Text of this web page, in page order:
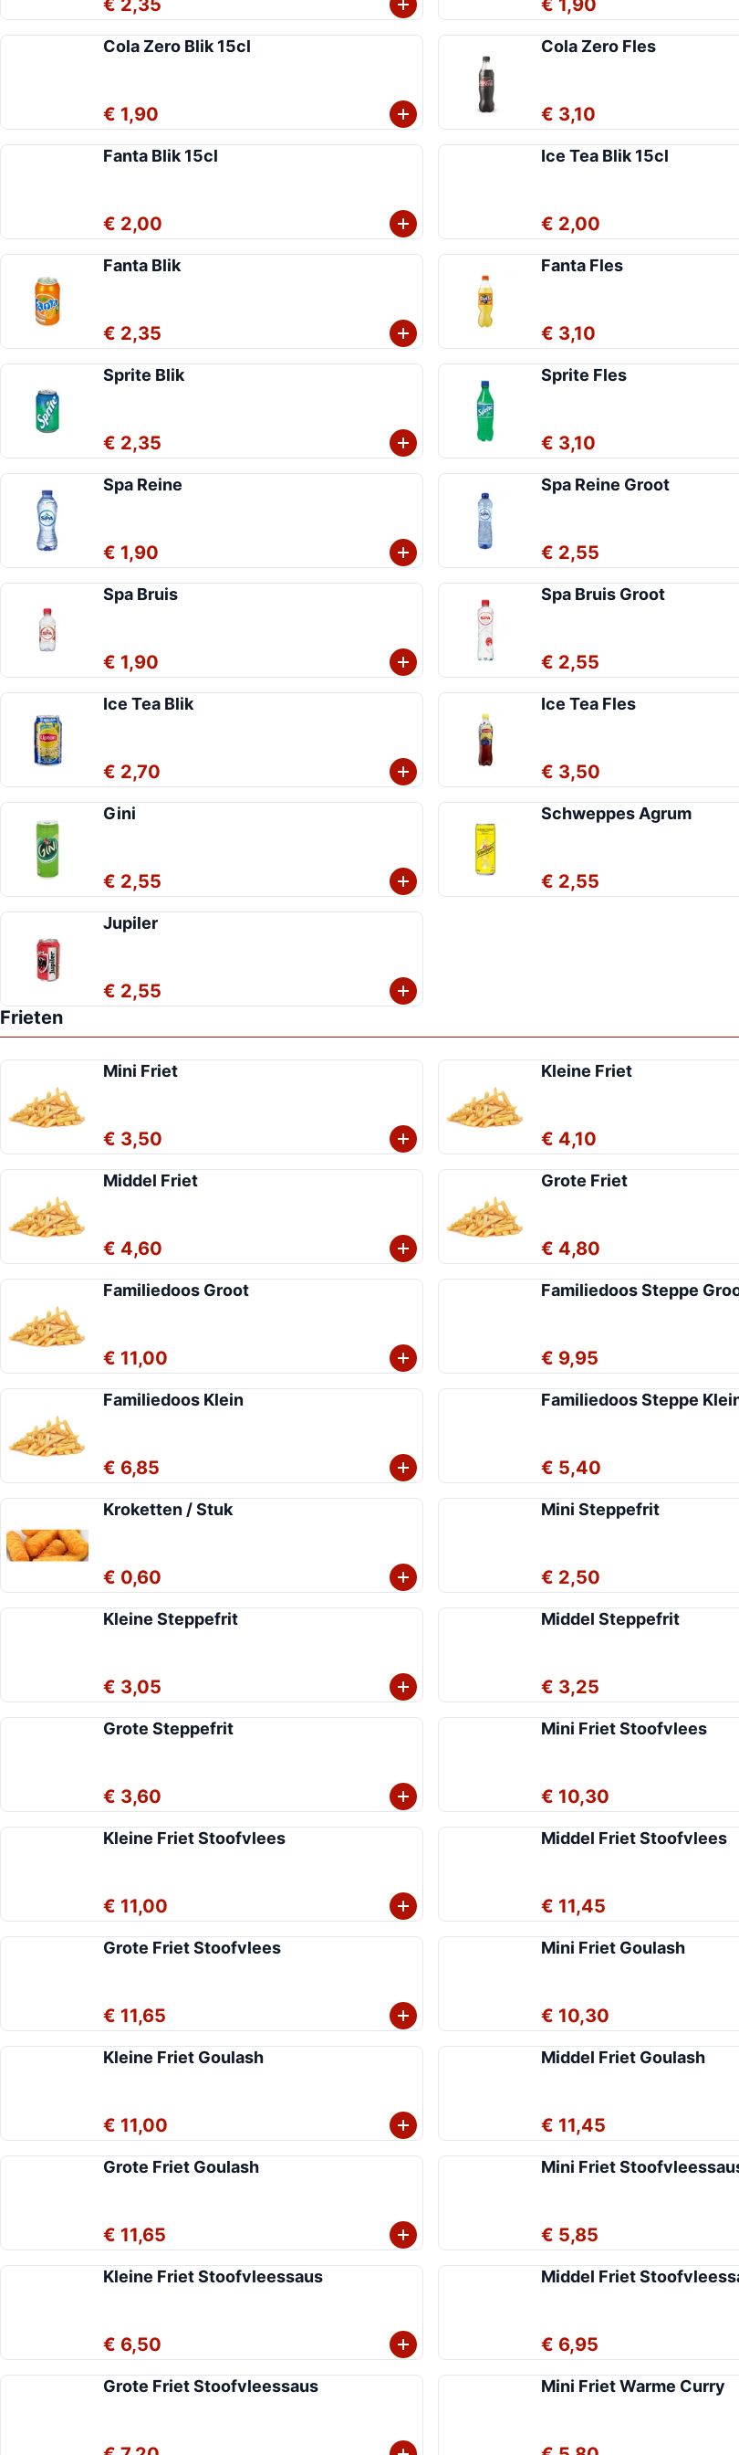
€ 2,35 € 1,90
Cola Zero Blik 15cl
€ 1,90
Cola Zero Fles
€ 3,10
Fanta Blik 15cl
€ 2,00
Ice Tea Blik 15cl
€ 2,00
Fanta Blik
€ 2,35
Fanta Fles
€ 3,10
Sprite Blik
€ 2,35
Sprite Fles
€ 3,10
Spa Reine
€ 1,90
Spa Reine Groot
€ 2,55
Spa Bruis
€ 1,90
Spa Bruis Groot
€ 2,55
Ice Tea Blik
€ 2,70
Ice Tea Fles
€ 3,50
Gini
€ 2,55
Schweppes Agrum
€ 2,55
Jupiler
€ 2,55
Frieten
Mini Friet
€ 3,50
Kleine Friet
€ 4,10
Middel Friet
€ 4,60
Grote Friet
€ 4,80
Familiedoos Groot
€ 11,00
Familiedoos Steppe
€ 9,95
Familiedoos Klein
€ 6,85
Familiedoos Steppe
€ 5,40
Kroketten / Stuk
€ 0,60
Mini Steppefrit
€ 2,50
Kleine Steppefrit
€ 3,05
Middel Steppefrit
€ 3,25
Grote Steppefrit
€ 3,60
Mini Friet Stoofvlees
€ 10,30
Kleine Friet Stoofvlees
€ 11,00
Middel Friet Stoofvlees
€ 11,45
Grote Friet Stoofvlees
€ 11,65
Mini Friet Goulash
€ 10,30
Kleine Friet Goulash
€ 11,00
Middel Friet Goulash
€ 11,45
Grote Friet Goulash
€ 11,65
Mini Friet
€ 5,85
Kleine Friet Stoofvleessaus
€ 6,50
Middel Friet
€ 6,95
Grote Friet Stoofvleessaus Mini Friet Warme Curry